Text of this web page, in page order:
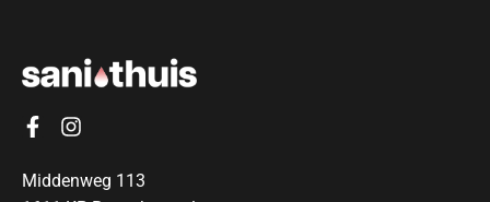
Middenweg 113